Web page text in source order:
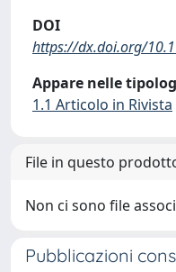
DOI
https://dx.doi.org/
Appare nelle
1.1 Articolo in Rivista
File in questo
Non ci sono file
Pubblicazioni